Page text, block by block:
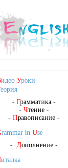
идео Уроки
еория
- Грамматика -
- Чтение -
- Правописание -
rammar in Use
- Дополнение -
италка